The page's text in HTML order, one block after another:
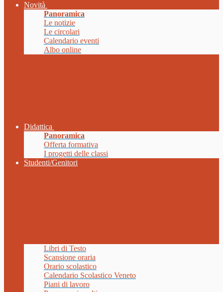
Novità
Panoramica
Le notizie
Le circolari
Calendario eventi
Albo online
Didattica
Panoramica
Offerta formativa
I progetti delle classi
Studenti/Genitori
Libri di Testo
Scansione oraria
Orario scolastico
Calendario Scolastico Veneto
Piani di lavoro